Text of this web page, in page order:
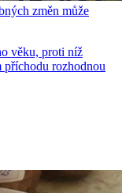
změn může
věku, proti níž
příchodu rozhodnou